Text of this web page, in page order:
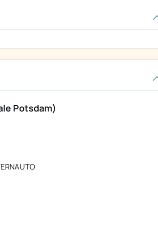
Potsdam)